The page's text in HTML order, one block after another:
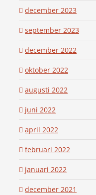
december 2023
september 2023
december 2022
oktober 2022
augusti 2022
juni 2022
april 2022
februari 2022
januari 2022
december 2021